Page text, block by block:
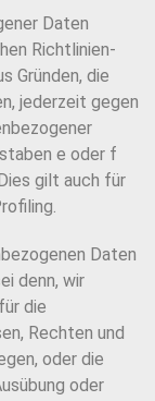
Daten
Richtlinien-
Gründen, die
jederzeit gegen
e oder f
gilt auch für
Daten
denn, wir
die
Rechten und
oder die
oder